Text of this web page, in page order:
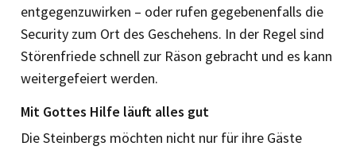
entgegenzuwirken – oder rufen gegebenenfalls die
Security zum Ort des Geschehens. In der Regel sind
Störenfriede schnell zur Räson gebracht und es kann
weitergefeiert werden.
Mit Gottes Hilfe läuft alles gut
Die Steinbergs möchten nicht nur für ihre Gäste